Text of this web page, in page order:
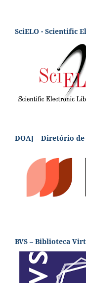
SciELO - Scientific
DOAJ – Diretório
BVS – Biblioteca